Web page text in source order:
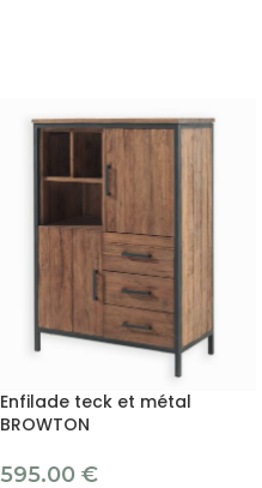
Enfilade teck et métal
BROWTON
595.00 €